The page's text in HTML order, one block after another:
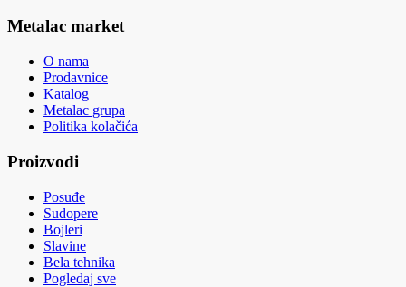
Metalac market
O nama
Prodavnice
Katalog
Metalac grupa
Politika kolačića
Proizvodi
Posuđe
Sudopere
Bojleri
Slavine
Bela tehnika
Pogledaj sve